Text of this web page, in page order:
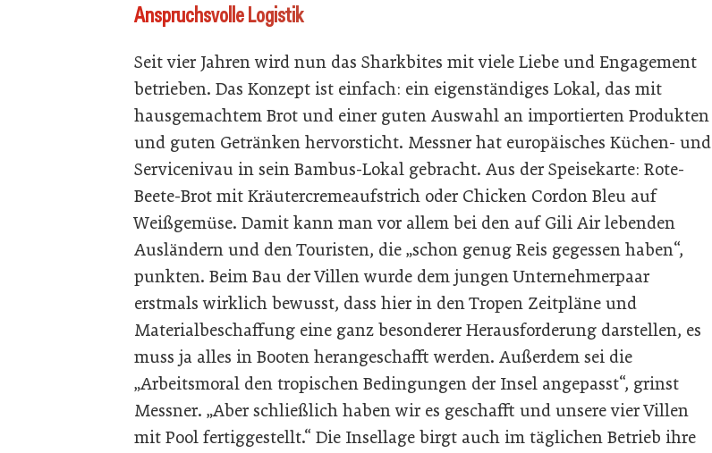
Anspruchsvolle Logistik
Seit vier Jahren wird nun das Sharkbites mit viele Liebe und Engagement
betrieben. Das Konzept ist einfach: ein eigenständiges Lokal, das mit
hausgemachtem Brot und einer guten Auswahl an importierten Produkten
und guten Getränken hervorsticht. Messner hat europäisches Küchen- und
Servicenivau in sein Bambus-Lokal gebracht. Aus der Speisekarte: Rote-
Beete-Brot mit Kräutercremeaufstrich oder Chicken Cordon Bleu auf
Weißgemüse. Damit kann man vor allem bei den auf Gili Air lebenden
Ausländern und den Touristen, die „schon genug Reis gegessen haben“,
punkten. Beim Bau der Villen wurde dem jungen Unternehmerpaar
erstmals wirklich bewusst, dass hier in den Tropen Zeitpläne und
Materialbeschaffung eine ganz besonderer Herausforderung darstellen, es
muss ja alles in Booten herangeschafft werden. Außerdem sei die
„Arbeitsmoral den tropischen Bedingungen der Insel angepasst“, grinst
Messner. „Aber schließlich haben wir es geschafft und unsere vier Villen
mit Pool fertiggestellt.“ Die Insellage birgt auch im täglichen Betrieb ihre